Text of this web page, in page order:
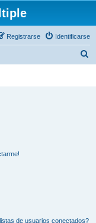
Identificarse
Registrarse
de usuarios conectados?